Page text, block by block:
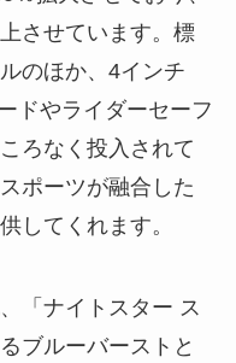
させています。標
のほか、4インチ
ドやライダーセーフ
ろなく投入されて
ポーツが融合した
してくれます。
「ナイトスター ス
ブルーバーストと